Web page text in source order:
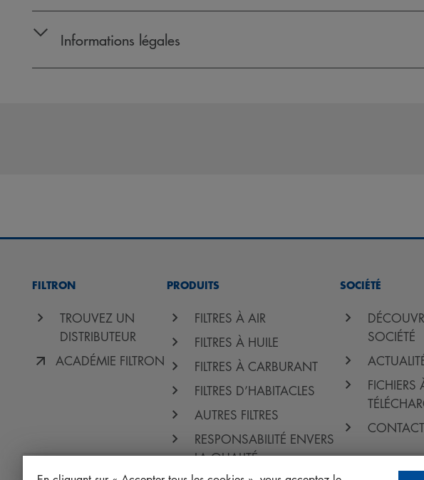
Informations légales
FILTRON
TROUVEZ UN
DISTRIBUTEUR
ACADÉMIE FILTRON
PRODUITS
FILTRES À AIR
FILTRES À HUILE
FILTRES À CARBURANT
FILTRES D’HABITACLES
AUTRES FILTRES
RESPONSABILITÉ ENVERS
LA QUALITÉ
SOCIÉTÉ
SOCIÉTÉ
FICHIERS
CONTACT